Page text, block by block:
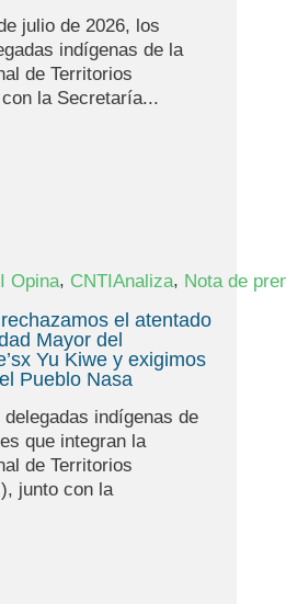
julio de 2026, los
indígenas de la
de Territorios
la Secretaría...
Opina, CNTIAnaliza, Nota de
el atentado
Mayor del
Yu Kiwe y exigimos
Pueblo Nasa
indígenas de
que integran la
de Territorios
junto con la